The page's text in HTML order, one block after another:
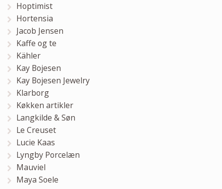
Hoptimist
Hortensia
Jacob Jensen
Kaffe og te
Kähler
Kay Bojesen
Kay Bojesen Jewelry
Klarborg
Køkken artikler
Langkilde & Søn
Le Creuset
Lucie Kaas
Lyngby Porcelæn
Mauviel
Maya Soele